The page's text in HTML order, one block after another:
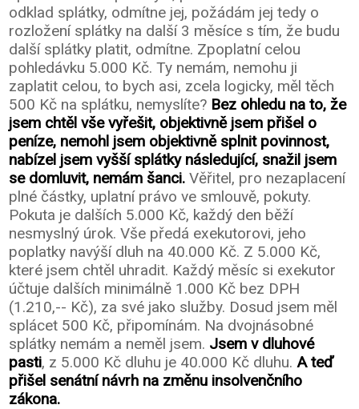
odklad splátky, odmítne jej, požádám jej tedy o
rozložení splátky na další 3 měsíce s tím, že budu
další splátky platit, odmítne. Zpoplatní celou
pohledávku 5.000 Kč. Ty nemám, nemohu ji
zaplatit celou, to bych asi, zcela logicky, měl těch
500 Kč na splátku, nemyslíte? Bez ohledu na to, že
jsem chtěl vše vyřešit, objektivně jsem přišel o
peníze, nemohl jsem objektivně splnit povinnost,
nabízel jsem vyšší splátky následující, snažil jsem
se domluvit, nemám šanci. Věřitel, pro nezaplacení
plné částky, uplatní právo ve smlouvě, pokuty.
Pokuta je dalších 5.000 Kč, každý den běží
nesmyslný úrok. Vše předá exekutorovi, jeho
poplatky navýší dluh na 40.000 Kč. Z 5.000 Kč,
které jsem chtěl uhradit. Každý měsíc si exekutor
účtuje dalších minimálně 1.000 Kč bez DPH
(1.210,-- Kč), za své jako služby. Dosud jsem měl
splácet 500 Kč, připomínám. Na dvojnásobné
splátky nemám a neměl jsem. Jsem v dluhové
pasti, z 5.000 Kč dluhu je 40.000 Kč dluhu. A teď
přišel senátní návrh na změnu insolvenčního
zákona.